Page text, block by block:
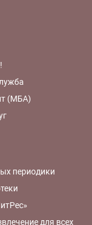
(МБА)
периодики
для всех